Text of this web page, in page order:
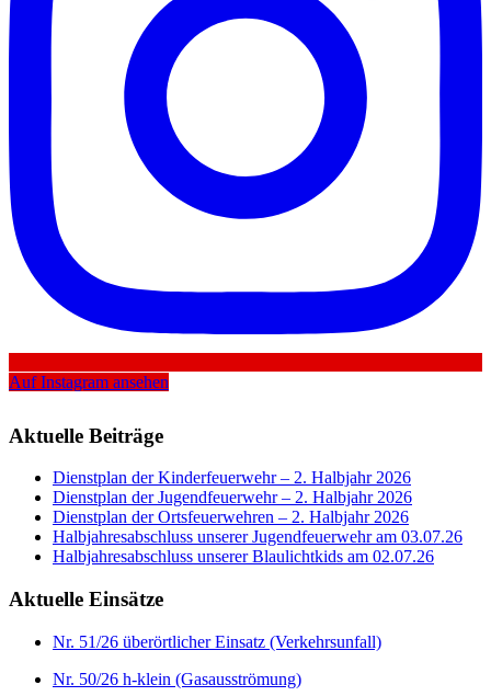
Auf Instagram ansehen
Aktuelle Beiträge
Dienstplan der Kinderfeuerwehr – 2. Halbjahr 2026
Dienstplan der Jugendfeuerwehr – 2. Halbjahr 2026
Dienstplan der Ortsfeuerwehren – 2. Halbjahr 2026
Halbjahresabschluss unserer Jugendfeuerwehr am 03.07.26
Halbjahresabschluss unserer Blaulichtkids am 02.07.26
Aktuelle Einsätze
Nr. 51/26 überörtlicher Einsatz (Verkehrsunfall)
Nr. 50/26 h-klein (Gasausströmung)